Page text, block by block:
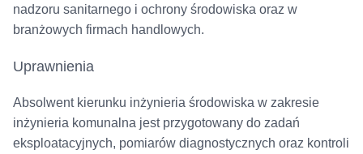
nadzoru sanitarnego i ochrony środowiska oraz w
branżowych firmach handlowych.
Uprawnienia
Absolwent kierunku inżynieria środowiska w zakresie
inżynieria komunalna jest przygotowany do zadań
eksploatacyjnych, pomiarów diagnostycznych oraz kontroli